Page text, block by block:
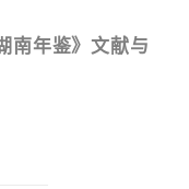
南年鉴》文献与